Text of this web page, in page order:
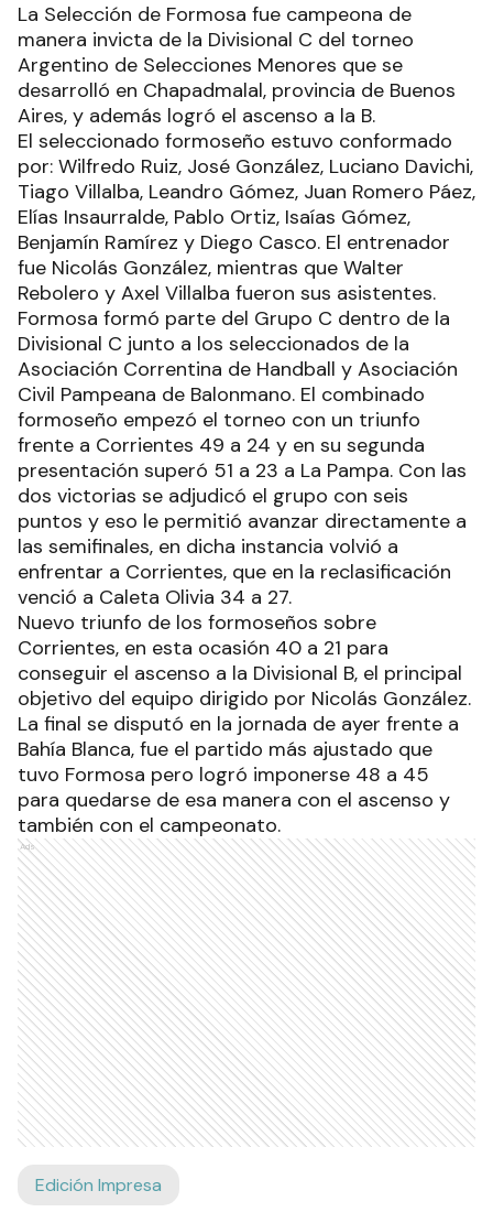
La Selección de Formosa fue campeona de
manera invicta de la Divisional C del torneo
Argentino de Selecciones Menores que se
desarrolló en Chapadmalal, provincia de Buenos
Aires, y además logró el ascenso a la B.
El seleccionado formoseño estuvo conformado
por: Wilfredo Ruiz, José González, Luciano Davichi,
Tiago Villalba, Leandro Gómez, Juan Romero Páez,
Elías Insaurralde, Pablo Ortiz, Isaías Gómez,
Benjamín Ramírez y Diego Casco. El entrenador
fue Nicolás González, mientras que Walter
Rebolero y Axel Villalba fueron sus asistentes.
Formosa formó parte del Grupo C dentro de la
Divisional C junto a los seleccionados de la
Asociación Correntina de Handball y Asociación
Civil Pampeana de Balonmano. El combinado
formoseño empezó el torneo con un triunfo
frente a Corrientes 49 a 24 y en su segunda
presentación superó 51 a 23 a La Pampa. Con las
dos victorias se adjudicó el grupo con seis
puntos y eso le permitió avanzar directamente a
las semifinales, en dicha instancia volvió a
enfrentar a Corrientes, que en la reclasificación
venció a Caleta Olivia 34 a 27.
Nuevo triunfo de los formoseños sobre
Corrientes, en esta ocasión 40 a 21 para
conseguir el ascenso a la Divisional B, el principal
objetivo del equipo dirigido por Nicolás González.
La final se disputó en la jornada de ayer frente a
Bahía Blanca, fue el partido más ajustado que
tuvo Formosa pero logró imponerse 48 a 45
para quedarse de esa manera con el ascenso y
también con el campeonato.
Ads
Edición Impresa